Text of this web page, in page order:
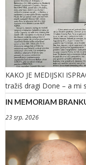
KAKO JE MEDIJSKI
tražiš dragi Done – a mi
IN MEMORIAM
23 srp. 2026